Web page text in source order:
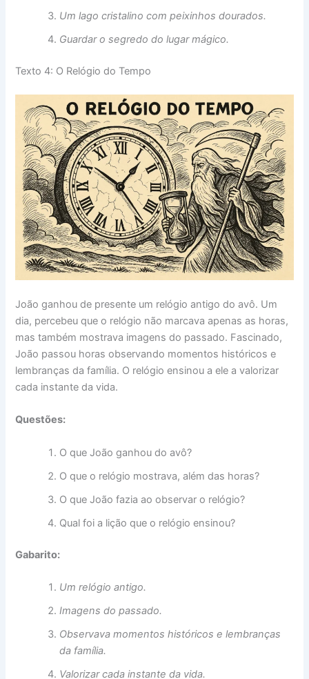
Um lago cristalino com peixinhos dourados.
Guardar o segredo do lugar mágico.
Texto 4: O Relógio do Tempo
João ganhou de presente um relógio antigo do avô. Um
dia, percebeu que o relógio não marcava apenas as horas,
mas também mostrava imagens do passado. Fascinado,
João passou horas observando momentos históricos e
lembranças da família. O relógio ensinou a ele a valorizar
cada instante da vida.
Questões:
O que João ganhou do avô?
O que o relógio mostrava, além das horas?
O que João fazia ao observar o relógio?
Qual foi a lição que o relógio ensinou?
Gabarito:
Um relógio antigo.
Imagens do passado.
Observava momentos históricos e lembranças
da família.
Valorizar cada instante da vida.